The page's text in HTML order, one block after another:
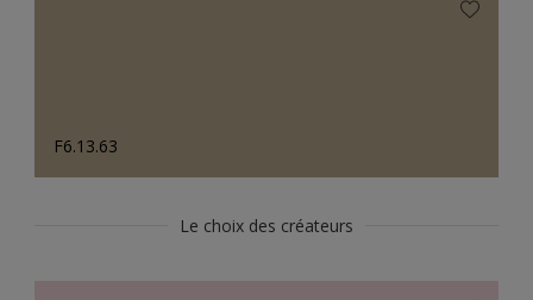
F6.13.63
Le choix des créateurs